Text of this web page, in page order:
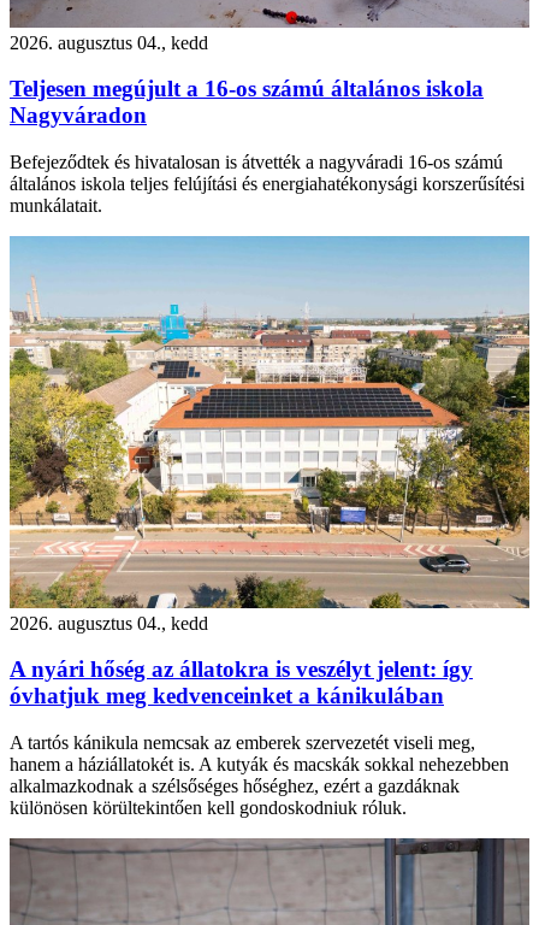
2026. augusztus 04., kedd
Teljesen megújult a 16-os számú általános iskola
Nagyváradon
Befejeződtek és hivatalosan is átvették a nagyváradi 16-os számú
általános iskola teljes felújítási és energiahatékonysági korszerűsítési
munkálatait.
2026. augusztus 04., kedd
A nyári hőség az állatokra is veszélyt jelent: így
óvhatjuk meg kedvenceinket a kánikulában
A tartós kánikula nemcsak az emberek szervezetét viseli meg,
hanem a háziállatokét is. A kutyák és macskák sokkal nehezebben
alkalmazkodnak a szélsőséges hőséghez, ezért a gazdáknak
különösen körültekintően kell gondoskodniuk róluk.